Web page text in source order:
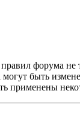
форума не
быть
применены